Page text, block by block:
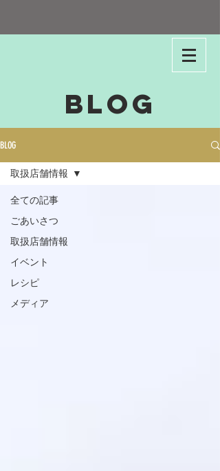
BLOG
BLOG
全ての記事
ごあいさつ
取扱店舗情報
イベント
レシピ
メディア
取扱店舗情報